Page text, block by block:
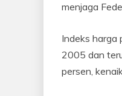
menjaga
Indeks harga
2005 dan
persen,